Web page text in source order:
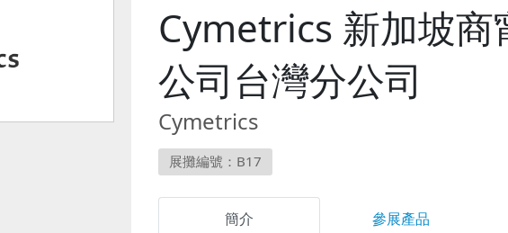
Cymetrics 新加坡商
公司台灣分公司
Cymetrics
展攤編號：B17
簡介 參展產品